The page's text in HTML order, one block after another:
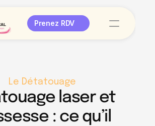
Prenez RDV
Le Détatouage
laser et
: ce qu’il